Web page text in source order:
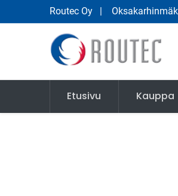
Routec Oy |
Etusivu Kauppa